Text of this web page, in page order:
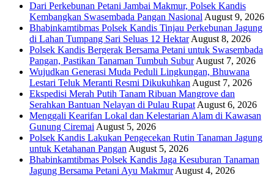
Dari Perkebunan Petani Jambai Makmur, Polsek Kandis
Kembangkan Swasembada Pangan Nasional August 9, 2026
Bhabinkamtibmas Polsek Kandis Tinjau Perkebunan Jagung
di Lahan Tumpang Sari Seluas 12 Hektar August 8, 2026
Polsek Kandis Bergerak Bersama Petani untuk Swasembada
Pangan, Pastikan Tanaman Tumbuh Subur August 7, 2026
Wujudkan Generasi Muda Peduli Lingkungan, Bhuwana
Lestari Teluk Meranti Resmi Dikukuhkan August 7, 2026
Ekspedisi Merah Putih Tanam Ribuan Mangrove dan
Serahkan Bantuan Nelayan di Pulau Rupat August 6, 2026
Menggali Kearifan Lokal dan Kelestarian Alam di Kawasan
Gunung Ciremai August 5, 2026
Polsek Kandis Lakukan Pengecekan Rutin Tanaman Jagung
untuk Ketahanan Pangan August 5, 2026
Bhabinkamtibmas Polsek Kandis Jaga Kesuburan Tanaman
Jagung Bersama Petani Ayu Makmur August 4, 2026